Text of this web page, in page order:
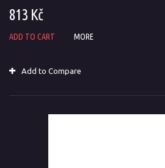
813 Kč
ADD TO CART MORE
Add to Compare